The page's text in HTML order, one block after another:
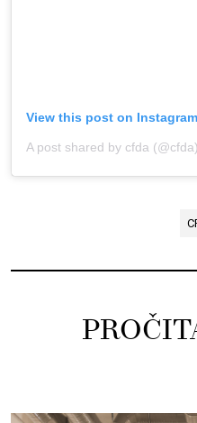
View this post on Instagram
A post shared by cfda (@cfda)